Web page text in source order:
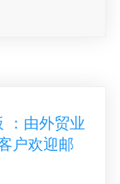
：由外贸业
户欢迎邮